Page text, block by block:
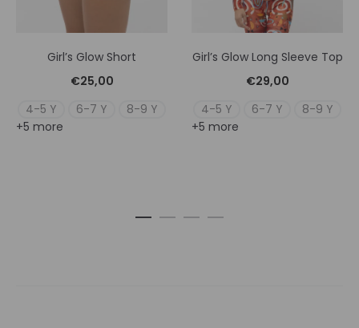
Girl’s Glow Short
€25,00
4-5 Y
6-7 Y
8-9 Y
+5 more
Girl’s Glow Long Sleeve Top
€29,00
4-5 Y
6-7 Y
8-9 Y
+5 more